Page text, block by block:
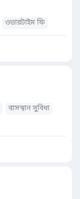
ওভারটাইম ফি
বাসস্থান সুবিধা